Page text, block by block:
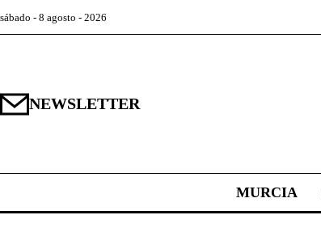
sábado - 8 agosto - 2026
NEWSLETTER
MURCIA